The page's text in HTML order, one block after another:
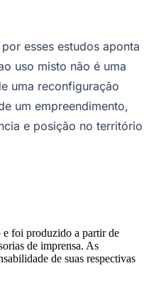
esses estudos aponta
uso misto não é uma
uma reconfiguração
um empreendimento,
e posição no território
e foi produzido a partir de
de imprensa. As
de suas respectivas